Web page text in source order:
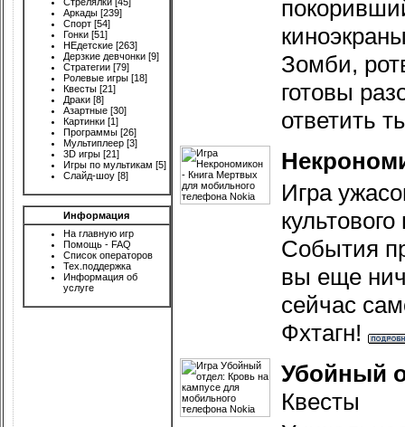
Аркады [239]
Спорт [54]
Гонки [51]
НЕдетские [263]
Дерзкие девчонки [9]
Стратегии [79]
Ролевые игры [18]
Квесты [21]
Драки [8]
Азартные [30]
Картинки [1]
Программы [26]
Мультиплеер [3]
3D игры [21]
Игры по мультикам [5]
Слайд-шоу [8]
Информация
На главную игр
Помощь - FAQ
Список операторов
Тех.поддержка
Информация об
услуге
Зомби,
готовы
ответить
Игра
События
вы еще
сейчас
Фхтагн!
Убойный
Квесты